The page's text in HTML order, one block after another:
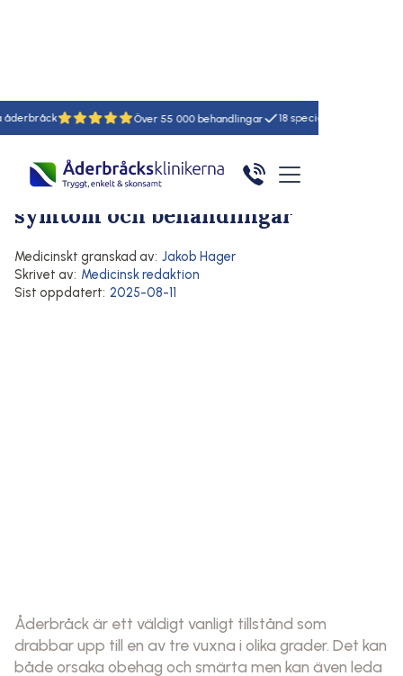
55
18
Hem/Artiklar/Här
Åderbråck Symtom på åderbråck
Allt om åderbråck – orsaker,
symtom och behandlingar
Medicinskt granskad av: Jakob Hager
Skrivet av: Medicinsk redaktion
Sist oppdatert: 2025-08-11
Åderbråck är ett väldigt vanligt tillstånd som
drabbar upp till en av tre vuxna i olika grader. Det kan
både orsaka obehag och smärta men kan även leda